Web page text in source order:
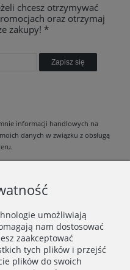
chcesz otrzymywać
oraz otrzymaj
zakupy! *
Zapisz się
informacji handlowych na
danych w związku z obsługą
umożliwiają
nam dostosować
zaakceptować
tych plików i przejść
plików do swoich